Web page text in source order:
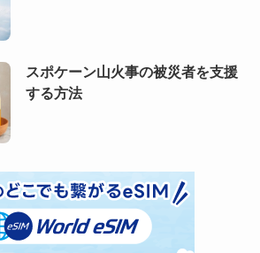
スポケーン山火事の被災者を支援
する方法